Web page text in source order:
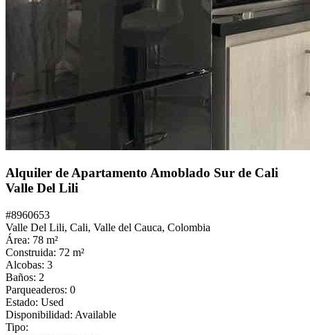
Alquiler de Apartamento Amoblado Sur de Cali
Valle Del Lili
#8960653
Valle Del Lili, Cali, Valle del Cauca, Colombia
Área: 78 m²
Construida: 72 m²
Alcobas: 3
Baños: 2
Parqueaderos: 0
Estado: Used
Disponibilidad: Available
Tipo: